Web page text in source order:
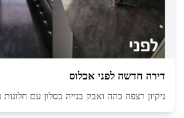
דירה חדשה לפני אכלוס
ניקיון רצפה כהה ואבק בנייה בסלון עם חלונות